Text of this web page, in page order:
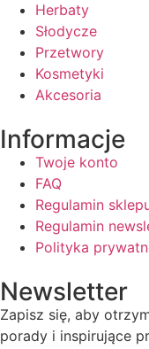
Herbaty
Słodycze
Przetwory
Kosmetyki
Akcesoria
Informacje
Twoje konto
FAQ
Regulamin
Regulamin
Polityka
Newsletter
Zapisz się, aby
porady i inspirujące